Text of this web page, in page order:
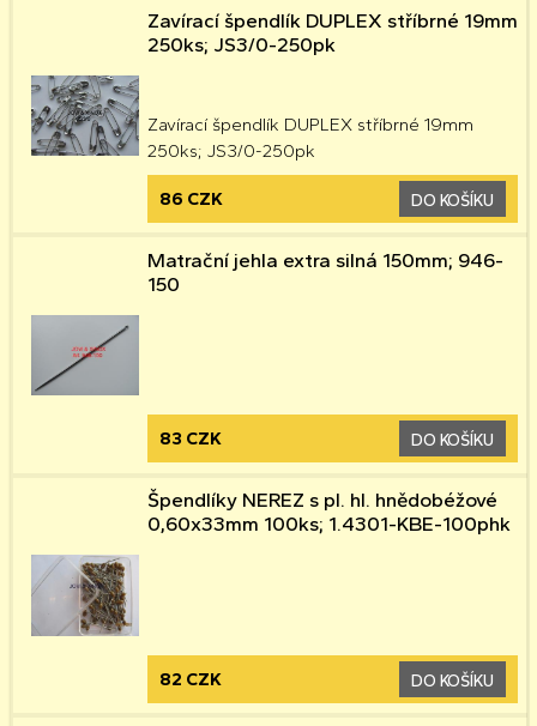
Zavírací špendlík DUPLEX stříbrné 19mm
250ks; JS3/0-250pk
Zavírací špendlík DUPLEX stříbrné 19mm
250ks; JS3/0-250pk
86 CZK DO KOŠÍKU
Matrační jehla extra silná 150mm; 946-
150
83 CZK DO KOŠÍKU
Špendlíky NEREZ s pl. hl. hnědobéžové
0,60x33mm 100ks; 1.4301-KBE-100phk
82 CZK DO KOŠÍKU